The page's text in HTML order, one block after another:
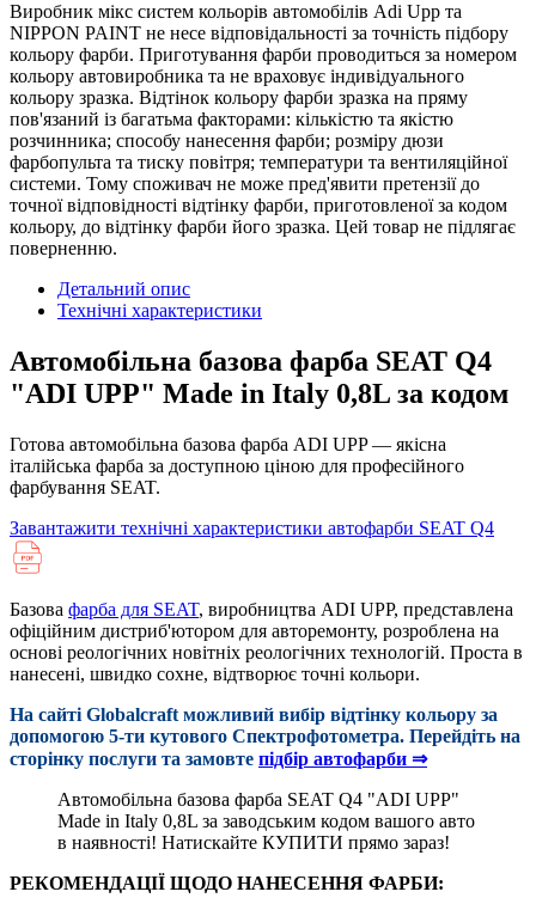
Виробник мікс систем кольорів автомобілів Adi Upp та
NIPPON PAINT не несе відповідальності за точність підбору
кольору фарби. Приготування фарби проводиться за номером
кольору автовиробника та не враховує індивідуального
кольору зразка. Відтінок кольору фарби зразка на пряму
пов'язаний із багатьма факторами: кількістю та якістю
розчинника; способу нанесення фарби; розміру дюзи
фарбопульта та тиску повітря; температури та вентиляційної
системи. Тому споживач не може пред'явити претензії до
точної відповідності відтінку фарби, приготовленої за кодом
кольору, до відтінку фарби його зразка. Цей товар не підлягає
поверненню.
Детальний опис
Технічні характеристики
Автомобільна базова фарба SEAT Q4
"ADI UPP" Made in Italy 0,8L за кодом
Готова автомобільна базова фарба ADI UPP — якісна
італійська фарба за доступною ціною для професійного
фарбування SEAT.
Завантажити технічні характеристики автофарби SEAT Q4
Базова фарба для SEAT, виробництва ADI UPP, представлена
офіційним дистриб'ютором для авторемонту, розроблена на
основі реологічних новітніх реологічних технологій. Проста в
нанесені, швидко сохне, відтворює точні кольори.
На сайті Globalcraft можливий вибір відтінку кольору за
допомогою 5-ти кутового Cпектрофотометра. Перейдіть на
сторінку послуги та замовте підбір автофарби ⇒
Автомобільна базова фарба SEAT Q4 "ADI UPP"
Made in Italy 0,8L за заводським кодом вашого авто
в наявності! Натискайте КУПИТИ прямо зараз!
РЕКОМЕНДАЦІЇ ЩОДО НАНЕСЕННЯ ФАРБИ: